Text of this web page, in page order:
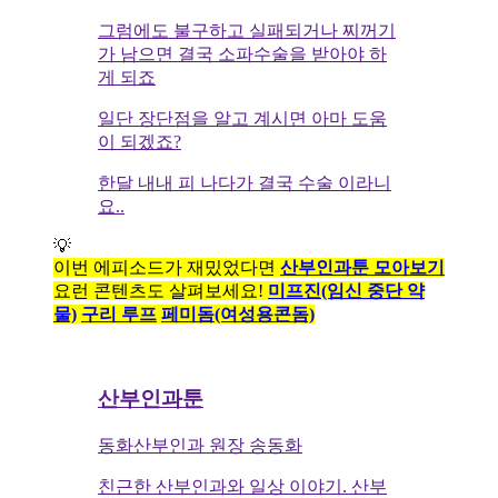
그럼에도 불구하고 실패되거나 찌꺼기
가 남으면 결국 소파수술을 받아야 하
게 되죠
일단 장단점을 알고 계시면 아마 도움
이 되겠죠?
한달 내내 피 나다가 결국 수술 이라니
요..
💡
이번 에피소드가 재밌었다면 산부인과툰 모아보기
요런 콘텐츠도 살펴보세요! 미프진(임신 중단 약
물) 구리 루프 페미돔(여성용콘돔)
산부인과툰
동화산부인과 원장 송동화
친근한 산부인과와 일상 이야기. 산부